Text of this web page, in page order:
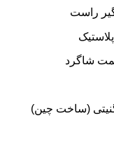
راست
شاگرد
(ساخت چین)